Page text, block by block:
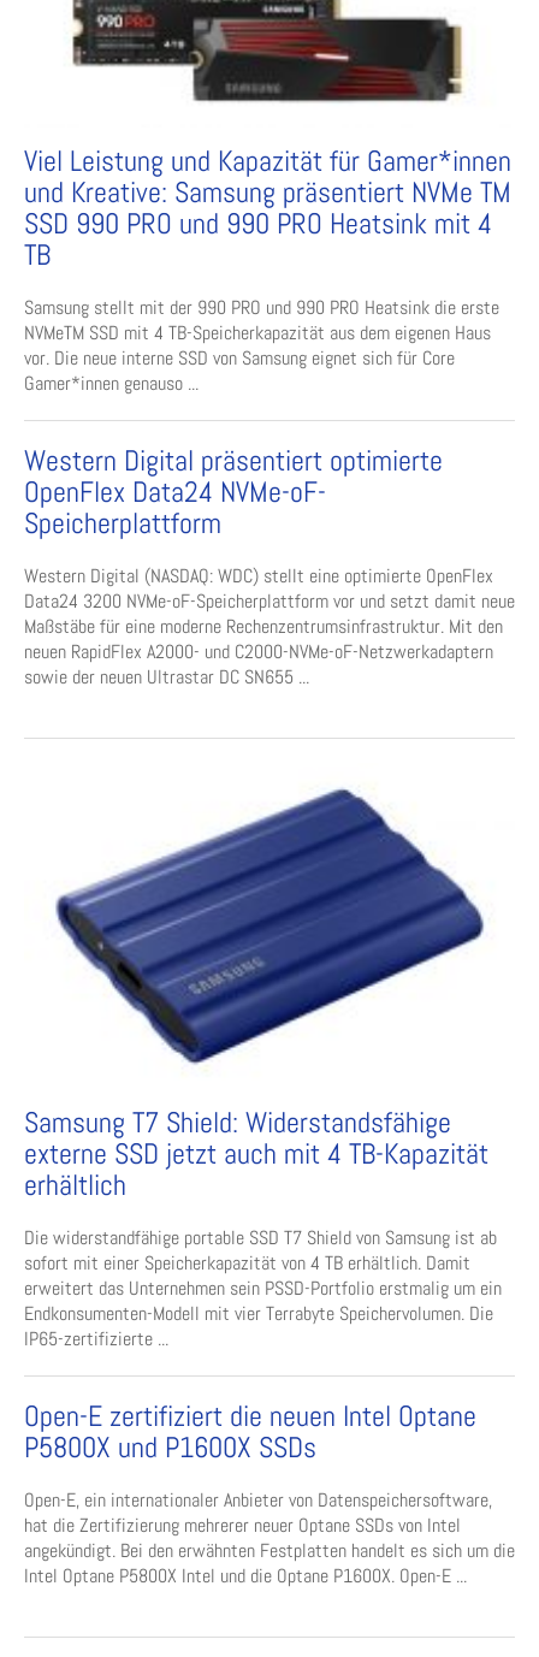
Viel Leistung und Kapazität für Gamer*innen
und Kreative: Samsung präsentiert NVMe TM
SSD 990 PRO und 990 PRO Heatsink mit 4
TB
Samsung stellt mit der 990 PRO und 990 PRO Heatsink die erste
NVMeTM SSD mit 4 TB-Speicherkapazität aus dem eigenen Haus
vor. Die neue interne SSD von Samsung eignet sich für Core
Gamer*innen genauso ...
Western Digital präsentiert optimierte
OpenFlex Data24 NVMe-oF-
Speicherplattform
Western Digital (NASDAQ: WDC) stellt eine optimierte OpenFlex
Data24 3200 NVMe-oF-Speicherplattform vor und setzt damit neue
Maßstäbe für eine moderne Rechenzentrumsinfrastruktur. Mit den
neuen RapidFlex A2000- und C2000-NVMe-oF-Netzwerkadaptern
sowie der neuen Ultrastar DC SN655 ...
Samsung T7 Shield: Widerstandsfähige
externe SSD jetzt auch mit 4 TB-Kapazität
erhältlich
Die widerstandfähige portable SSD T7 Shield von Samsung ist ab
sofort mit einer Speicherkapazität von 4 TB erhältlich. Damit
erweitert das Unternehmen sein PSSD-Portfolio erstmalig um ein
Endkonsumenten-Modell mit vier Terrabyte Speichervolumen. Die
IP65-zertifizierte ...
Open-E zertifiziert die neuen Intel Optane
P5800X und P1600X SSDs
Open-E, ein internationaler Anbieter von Datenspeichersoftware,
hat die Zertifizierung mehrerer neuer Optane SSDs von Intel
angekündigt. Bei den erwähnten Festplatten handelt es sich um die
Intel Optane P5800X Intel und die Optane P1600X. Open-E ...